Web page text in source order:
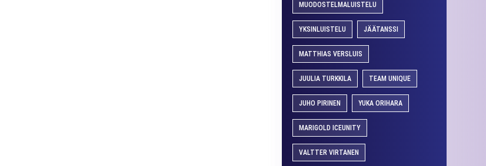
MUODOSTELMALUISTELU
YKSINLUISTELU JÄÄTANSSI
MATTHIAS VERSLUIS
JUULIA TURKKILA TEAM UNIQUE
JUHO PIRINEN YUKA ORIHARA
MARIGOLD ICEUNITY
VALTTER VIRTANEN